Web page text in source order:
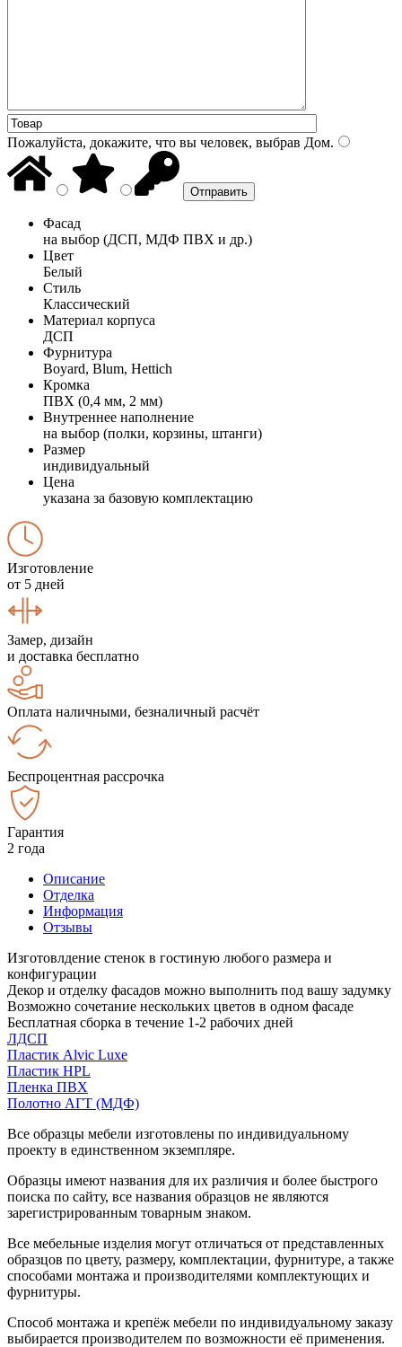
Пожалуйста, докажите, что вы человек, выбрав Дом.
Фасад
на выбор (ДСП, МДФ ПВХ и др.)
Цвет
Белый
Стиль
Классический
Материал корпуса
ДСП
Фурнитура
Boyard, Blum, Hettich
Кромка
ПВХ (0,4 мм, 2 мм)
Внутреннее наполнение
на выбор (полки, корзины, штанги)
Размер
индивидуальный
Цена
указана за базовую комплектацию
Изготовление
от 5 дней
Замер, дизайн
и доставка бесплатно
Оплата наличными, безналичный расчёт
Беспроцентная рассрочка
Гарантия
2 года
Описание
Отделка
Информация
Отзывы
Изготовлдение стенок в гостиную любого размера и
конфигурации
Декор и отделку фасадов можно выполнить под вашу задумку
Возможно сочетание нескольких цветов в одном фасаде
Бесплатная сборка в течение 1-2 рабочих дней
ЛДСП
Пластик Alvic Luxe
Пластик HPL
Пленка ПВХ
Полотно АГТ (МДФ)
Все образцы мебели изготовлены по индивидуальному
проекту в единственном экземпляре.
Образцы имеют названия для их различия и более быстрого
поиска по сайту, все названия образцов не являются
зарегистрированным товарным знаком.
Все мебельные изделия могут отличаться от представленных
образцов по цвету, размеру, комплектации, фурнитуре, а также
способами монтажа и производителями комплектующих и
фурнитуры.
Способ монтажа и крепёж мебели по индивидуальному заказу
выбирается производителем по возможности её применения.